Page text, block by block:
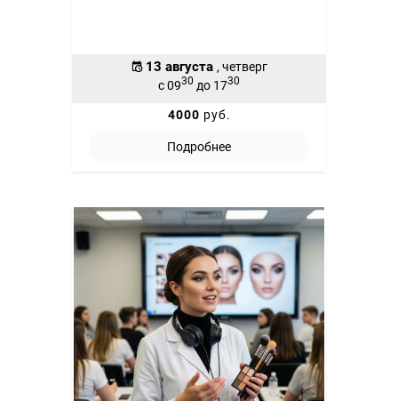
13 августа , четверг
с 0930 до 1730
4000 руб.
Подробнее